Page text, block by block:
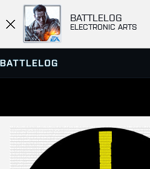
BATTLELOG
ELECTRONIC ARTS
SERVEURS
PARTIES